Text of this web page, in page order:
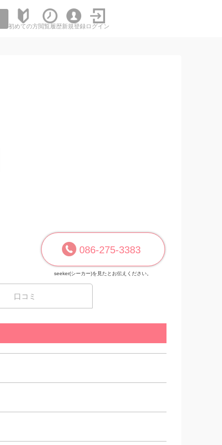
初めての方閲覧履歴新規登録 ログイン
086-275-3383
seeker(シーカー)を見たとお伝えください。
口コミ